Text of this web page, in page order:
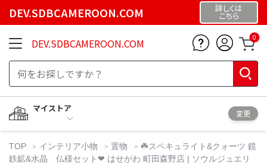
DEV.SDBCAMEROON.COM 詳しくは
こちら
DEV.SDBCAMEROON.COM 0
マイストア
変更
TOP インテリア小物 置物
☘️スペキュライト&クォーツ 鏡
鉄鉱&水晶 仏様セット❤︎ はせがわ 町田森野店 | ソウルジュエリ